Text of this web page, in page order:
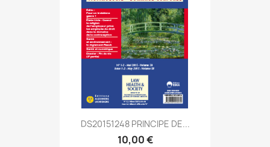
DS20151248 PRINCIPE DE...
10,00 €